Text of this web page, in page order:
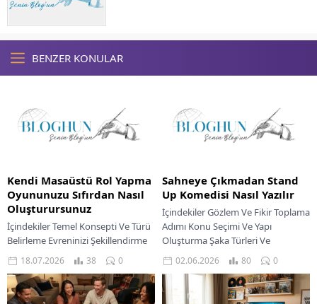
BENZER KONULAR
Kendi Masaüstü Rol Yapma
Oyununuzu Sıfırdan Nasıl
Oluşturursunuz
İçindekiler Temel Konsepti Ve Türü
Belirleme Evreninizi Şekillendirme
Sanatı Kahramanlarınızı Ve
Kuralları Tasarlama Oyun Yöneticisi
İçin Rehberlik Taslağı Unutulmaz
Maceralar...
18.07.2026 38 0
Sahneye Çıkmadan Stand
Up Komedisi Nasıl Yazılır
İçindekiler Gözlem Ve Fikir Toplama
Adımı Konu Seçimi Ve Yapı
Oluşturma Şaka Türleri Ve
Tekniklerini Anlamak Set Akışını
Oluşturma Malzemeyi...
02.06.2026 80 0